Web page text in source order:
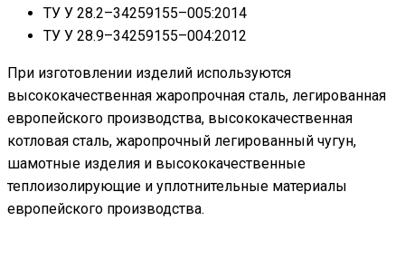
ТУ У 28.2–34259155–005:2014
ТУ У 28.9–34259155–004:2012
При изготовлении изделий используются
высококачественная жаропрочная сталь, легированная
европейского производства, высококачественная
котловая сталь, жаропрочный легированный чугун,
шамотные изделия и высококачественные
теплоизолирующие и уплотнительные материалы
европейского производства.